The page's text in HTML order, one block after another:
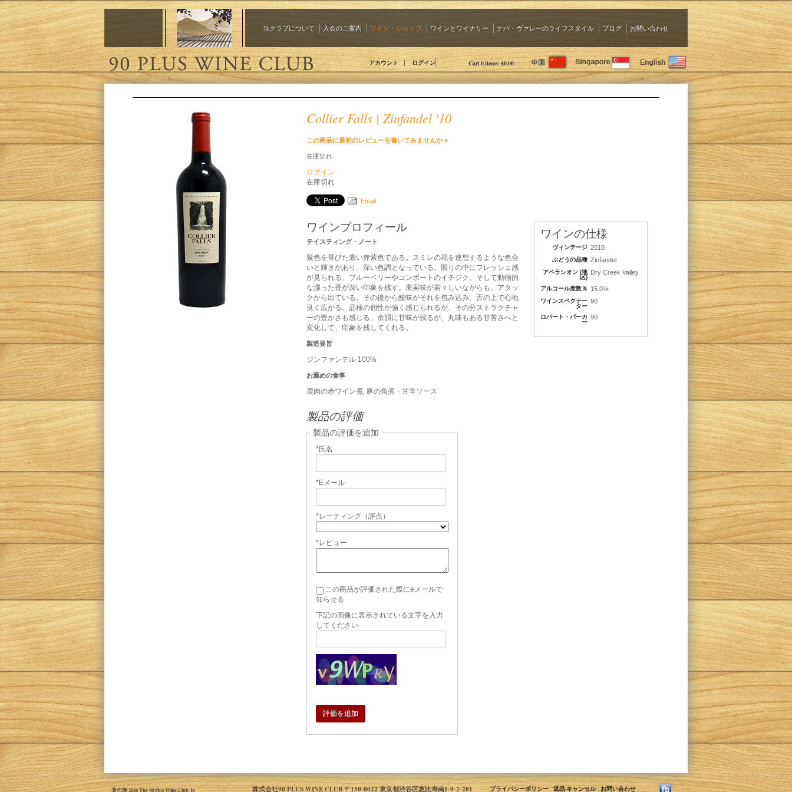
当クラブについて 入会のご案内 ワイン・ショップ ワインとワイナリー ナパ・ヴァレーのライフスタイル ブログ お問い合わせ
Cart0items:$0.00
アカウント ログイン
The 90 Plus Wine Club Jp
Collier Falls | Zinfandel '10
この商品に最初のレビューを書いてみませんか »
在庫切れ
ログイン
在庫切れ
Email
ワインの仕様
ヴィンテージ 2010
ぶどうの品種 Zinfandel
アペラシオン (地
区)
Dry Creek Valley
アルコール度数％ 15.0%
ワインスペクテー
ター
90
ロバート・パーカ
ー
90
ワインプロフィール
テイスティング・ノート
紫色を帯びた濃い赤紫色である。スミレの花を連想するような色合
いと輝きがあり、深い色調となっている。照りの中にフレッシュ感
が見られる。ブルーベリーやコンポートのイチジク、そして動物的
な湿った香が深い印象を残す。果実味が若々しいながらも、アタッ
クから出ている。その後から酸味がそれを包み込み、舌の上で心地
良く広がる。品種の個性が強く感じられるが、その分ストラクチャ
ーの豊かさも感じる。余韻に甘味が残るが、丸味もある甘苦さへと
変化して、印象を残してくれる。
製造要旨
ジンファンデル 100%
お薦めの食事
鹿肉の赤ワイン煮, 豚の角煮・甘辛ソース
製品の評価
製品の評価を追加
*氏名
*Eメール
*レーティング（評点）
*レビュー
知らせる
下記の画像に表示されている文字を入力
してください
評価を追加
プライバシーポリシー 返品·キャンセル お問い合わせ
株式会社90 PLUS WINE CLUB 〒150-0022 東京都渋谷区恵比寿南1-9-2-201
著作権 2026 The 90 Plus Wine Club Jp